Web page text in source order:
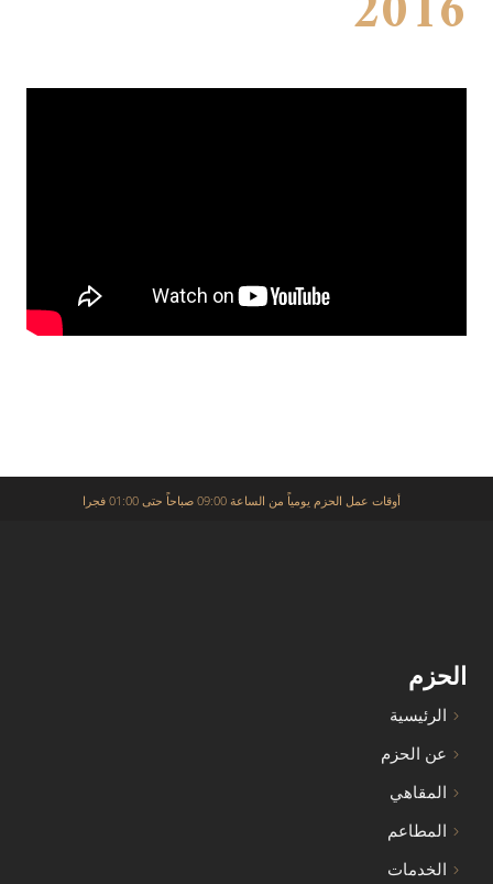
أوقات عمل الحزم يومياً من الساعة 09:00 صباحاً حتى 01:00 فجرا
الحزم
الرئيسية
عن الحزم
المقاهي
المطاعم
الخدمات